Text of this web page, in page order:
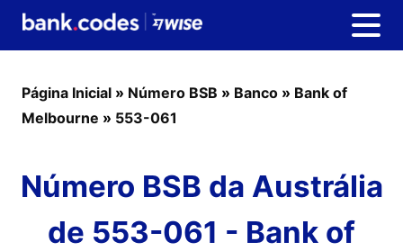
Página Inicial » Número BSB » Banco » Bank of
Melbourne » 553-061
Número BSB da Austrália
de 553-061 - Bank of